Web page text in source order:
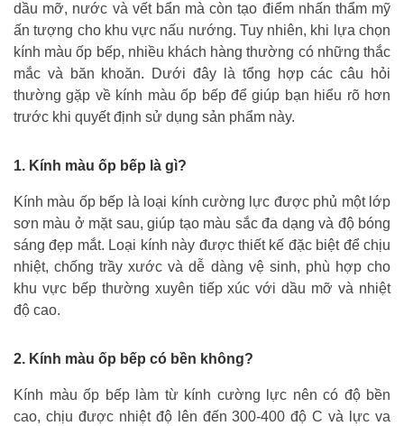
dầu mỡ, nước và vết bẩn mà còn tạo điểm nhấn thẩm mỹ
ấn tượng cho khu vực nấu nướng. Tuy nhiên, khi lựa chọn
kính màu ốp bếp, nhiều khách hàng thường có những thắc
mắc và băn khoăn. Dưới đây là tổng hợp các câu hỏi
thường gặp về kính màu ốp bếp để giúp bạn hiểu rõ hơn
trước khi quyết định sử dụng sản phẩm này.
1. Kính màu ốp bếp là gì?
Kính màu ốp bếp là loại kính cường lực được phủ một lớp
sơn màu ở mặt sau, giúp tạo màu sắc đa dạng và độ bóng
sáng đẹp mắt. Loại kính này được thiết kế đặc biệt để chịu
nhiệt, chống trầy xước và dễ dàng vệ sinh, phù hợp cho
khu vực bếp thường xuyên tiếp xúc với dầu mỡ và nhiệt
độ cao.
2. Kính màu ốp bếp có bền không?
Kính màu ốp bếp làm từ kính cường lực nên có độ bền
cao, chịu được nhiệt độ lên đến 300-400 độ C và lực va